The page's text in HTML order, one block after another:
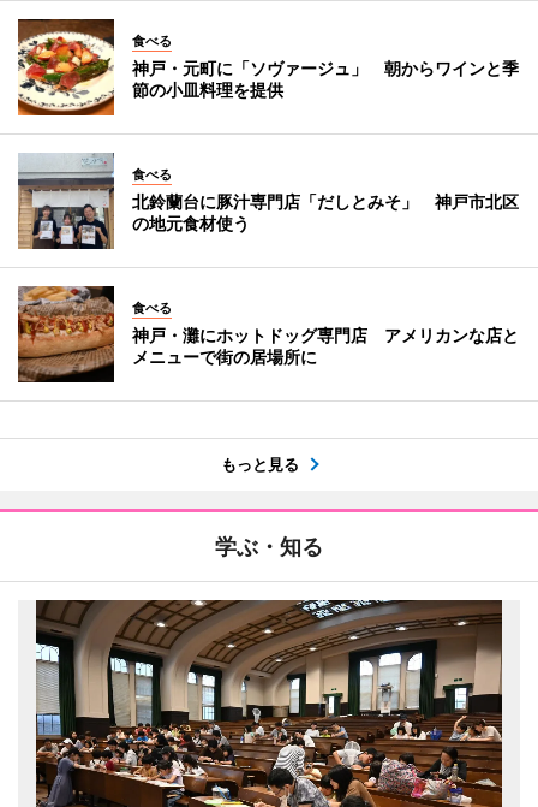
食べる
神戸・元町に「ソヴァージュ」 朝からワインと季
節の小皿料理を提供
食べる
北鈴蘭台に豚汁専門店「だしとみそ」 神戸市北区
の地元食材使う
食べる
神戸・灘にホットドッグ専門店 アメリカンな店と
メニューで街の居場所に
もっと見る
学ぶ・知る